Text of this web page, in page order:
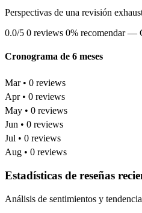
Perspectivas de una revisión
0.0/5 0 reviews 0% recomendar —
Cronograma de 6 meses
Mar • 0 reviews
Apr • 0 reviews
May • 0 reviews
Jun • 0 reviews
Jul • 0 reviews
Aug • 0 reviews
Estadísticas de reseñas
Análisis de sentimientos y